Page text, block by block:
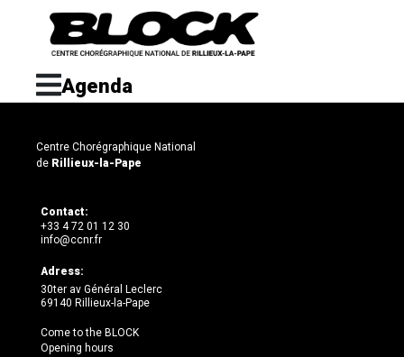
Agenda
Centre Chorégraphique National
de Rillieux-la-Pape
Contact:
+33 4 72 01 12 30
info@ccnr.fr
Adress:
30ter av Général Leclerc
69140 Rillieux-la-Pape
Come to the BLOCK
Opening hours